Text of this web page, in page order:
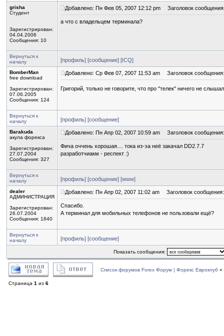
grisha
Студент
Зарегистрирован:
04.04.2006
Сообщения: 10
Добавлено: Пн Фев 05, 2007 12:12 pm Заголовок
а что с владельцем терминала?
Вернуться к
началу
[профиль] [сообщение] [ICQ]
BomberMan
free download
Зарегистрирован:
07.06.2005
Сообщения: 124
Добавлено: Ср Фев 07, 2007 11:53 am Заголовок сообщения:
Григорий, только не говорите, что про "телек" ничего не
Вернуться к
началу
[профиль] [сообщение]
Barakuda
акула форекса
Зарегистрирован:
27.07.2004
Сообщения: 327
Добавлено: Пн Апр 02, 2007 10:59 am Заголовок сообщения:
Фича оччень хорошая.... тока из-эа неё закачал DD2.7.7
разработчиакм - респект :)
Вернуться к
началу
[профиль] [сообщение] [www]
dealer
АДМИНИСТРАЦИЯ
Зарегистрирован:
26.07.2004
Сообщения: 1840
Добавлено: Пн Апр 02, 2007 11:02 am Заголовок сообщения:
Спасибо.
А терминал для мобильных телефонов не пользовали ещё?
Вернуться к
началу
[профиль] [сообщение]
Показать сообщения:
Список форумов Forex Форум | Форекс Евроклуб »
Страница 1 из 6